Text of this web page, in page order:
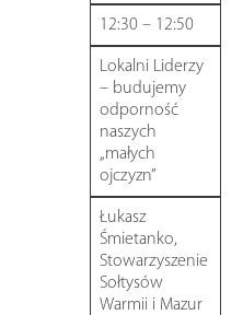
12:30 – 12:50
Lokalni Liderzy
– budujemy
odporność
naszych
„małych
ojczyzn”
Łukasz
Śmietanko,
Stowarzyszenie
Sołtysów
Warmii i Mazur